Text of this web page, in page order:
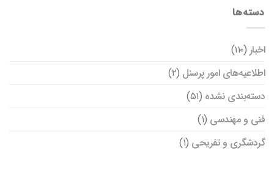
دسته‌ها
اخبار (۱۱۰)
اطلاعیه‌های امور پرسنل (۲)
دسته‌بندی نشده (۵۱)
فنی و مهندسی (۱)
گردشگری و تفریحی (۱)